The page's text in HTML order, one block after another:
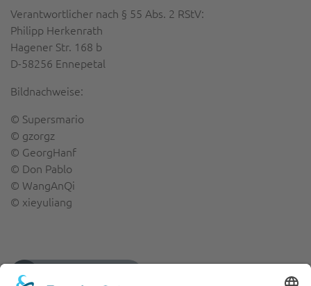
Verantwortlicher nach § 55 Abs. 2 RStV:
Philipp Herkenrath
Hagener Str. 168 b
D-58256 Ennepetal
Bildnachweise:
© Supersmario
© gzorgz
© GeorgHanf
© Don Pablo
© WangAnQi
© xieyuliang